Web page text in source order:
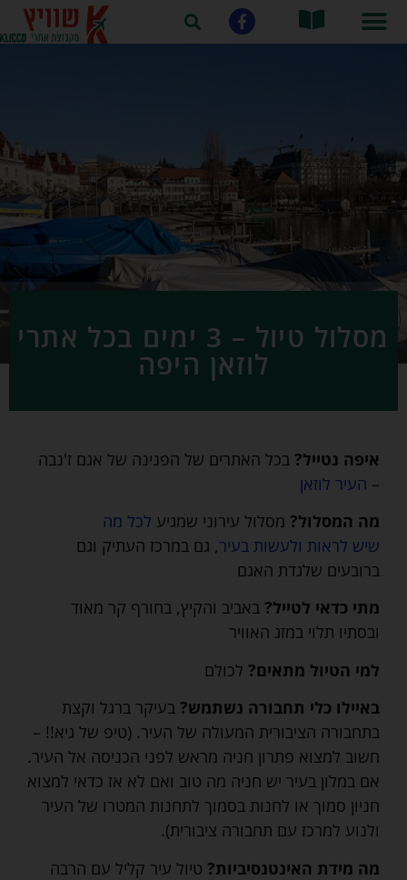
מסלול טיול – 3 ימים בכל אתרי
לוזאן היפה
איפה נטייל?בכל האתרים של הפנינה של אגם ז'נבה
–העיר לוזאן
מה המסלול?מסלול עירוני שמגיעלכל מה
שיש לראות ולעשות בעיר, גם במרכז העתיק וגם
ברובעים שלגדת האגם
מתי כדאי לטייל?באביב והקיץ, בחורף קר מאוד
ובסתיו תלוי במזג האוויר
למי הטיול מתאים?לכולם
באיילו כלי תחבורה נשתמש?בעיקר ברגל וקצת
בתחבורה הציבורית המעולה של העיר. (טיפ של גיא!! –
חשוב למצוא פתרון חניה מראש לפני הכניסה אל העיר.
אם במלון בעיר יש חניה מה טוב ואם לא אז כדאי למצוא
חניון סמוך או לחנות בסמוך לתחנות המטרו של העיר
ולנוע למרכז עם תחבורה ציבורית).
מה מידת האינטנסיביות?טיול עיר קליל עם הרבה